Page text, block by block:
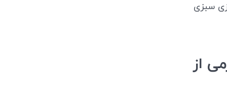
سبزی
خشک شوید تیار 180 گرمی از